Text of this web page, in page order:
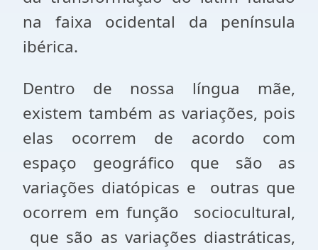
na faixa ocidental da península
ibérica.
Dentro de nossa língua mãe,
existem também as variações, pois
elas ocorrem de acordo com
espaço geográfico que são as
variações diatópicas e outras que
ocorrem em função sociocultural,
que são as variações diastráticas,